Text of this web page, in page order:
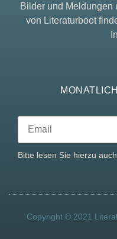
Bilder und Meldungen
von Literaturboot
Bitte lesen Sie hierzu
Copyright © 2021